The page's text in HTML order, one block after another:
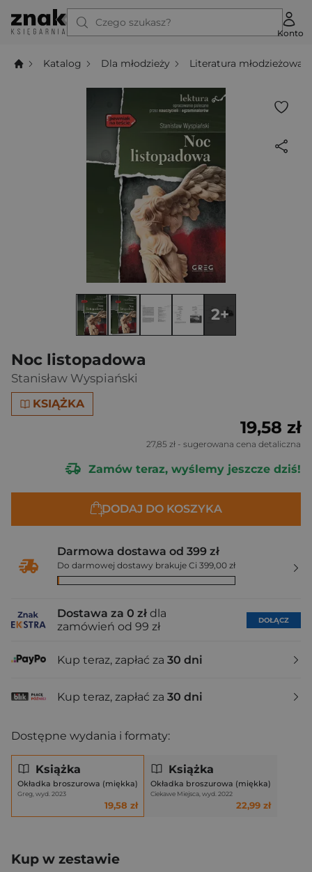
Czego szukasz?
Konto
Katalog Dla młodzieży Literatura młodzieżowa
Noc listopadowa
Stanisław Wyspiański
KSIĄŻKA
2+
19,58 zł
27,85 zł - sugerowana cena detaliczna
Zamów teraz, wyślemy jeszcze dziś!
DODAJ DO KOSZYKA
Darmowa dostawa od 399 zł
Do darmowej dostawy brakuje Ci 399,00 zł
Dostawa za 0 zł dla
zamówień od 99 zł
DOŁĄCZ
Kup teraz, zapłać za 30 dni
Kup teraz, zapłać za 30 dni
Dostępne wydania i formaty:
Książka
Okładka broszurowa (miękka)
Greg, wyd. 2023
19,58 zł
Książka
Okładka broszurowa (miękka)
Ciekawe Miejsca, wyd. 2022
22,99 zł
Kup w zestawie